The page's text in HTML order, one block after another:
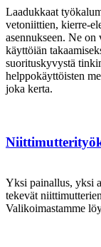
Laadukkaat
vetoniittien, kierre-
asennukseen. Ne on
käyttöiän
suorituskyvystä
helppokäyttöisten
joka kerta.
Yksi painallus, yksi
tekevät
Valikoimastamme